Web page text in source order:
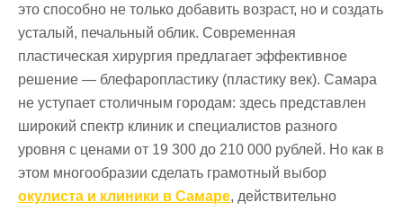
это способно не только добавить возраст, но и создать
усталый, печальный облик. Современная
пластическая хирургия предлагает эффективное
решение — блефаропластику (пластику век). Самара
не уступает столичным городам: здесь представлен
широкий спектр клиник и специалистов разного
уровня с ценами от 19 300 до 210 000 рублей. Но как в
этом многообразии сделать грамотный выбор
окулиста и клиники в Самаре, действительно